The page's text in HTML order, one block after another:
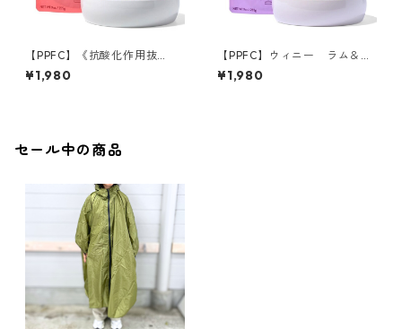
【PPFC】《抗酸化作用抜
群！》ウォーリー サーモン&
ライス
¥1,980
【PPFC】ウィニー ラム＆ラ
イス
¥1,980
セール中の商品